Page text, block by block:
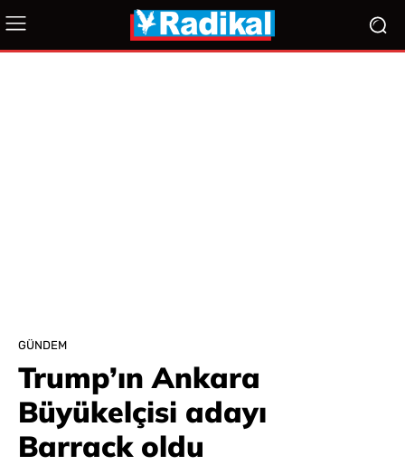
GÜNDEM
Trump’ın Ankara
Büyükelçisi adayı
Barrack oldu